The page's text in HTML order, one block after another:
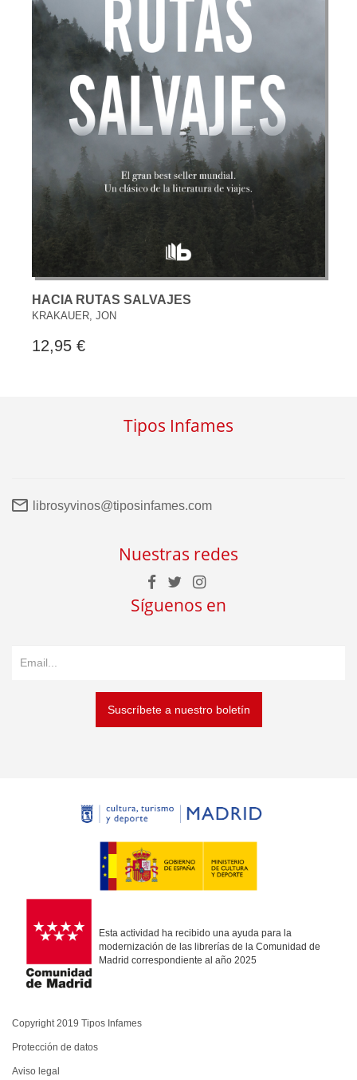
HACIA RUTAS SALVAJES
KRAKAUER, JON
12,95 €
Tipos Infames
librosyvinos@tiposinfames.com
Nuestras redes
Síguenos en
Suscríbete a nuestro boletín
Esta actividad ha recibido una ayuda para la
modernización de las librerías de la Comunidad de
Madrid correspondiente al año 2025
Copyright 2019 Tipos Infames
Protección de datos
Aviso legal